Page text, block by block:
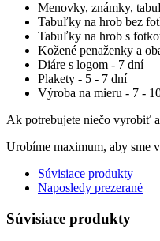
Menovky, známky,
Tabuľky na hrob bez
Tabuľky na hrob s
Kožené penaženky a
Diáre s logom - 7 dní
Plakety - 5 - 7 dní
Výroba na mieru - 7 -
Ak potrebujete niečo vyrobiť
Urobíme maximum, aby sme
Súvisiace produkty
Naposledy prezerané
Súvisiace produkty